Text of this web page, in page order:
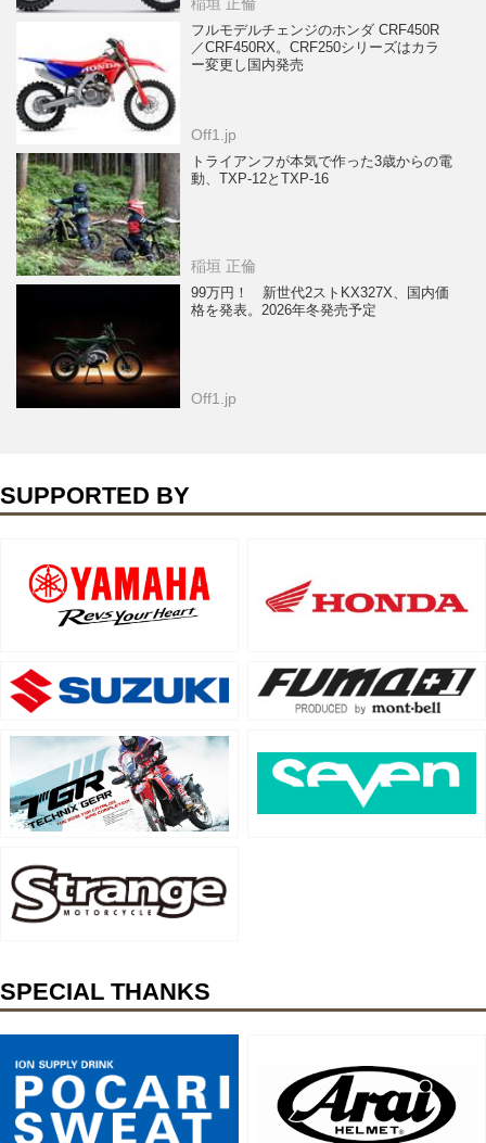
フルモデルチェンジのホンダ CRF450R
／CRF450RX。CRF250シリーズはカラ
ー変更し国内発売
Off1.jp
トライアンフが本気で作った3歳からの電
動、TXP-12とTXP-16
稲垣 正倫
99万円！ 新世代2ストKX327X、国内価
格を発表。2026年冬発売予定
Off1.jp
SUPPORTED BY
SPECIAL THANKS